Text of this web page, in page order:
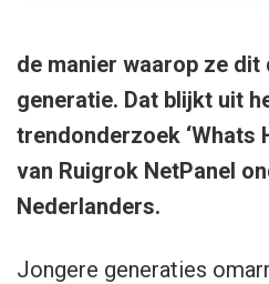
de manier waarop ze
generatie. Dat blijkt uit
trendonderzoek ‘Whats
van Ruigrok NetPanel
Nederlanders.
Jongere generaties